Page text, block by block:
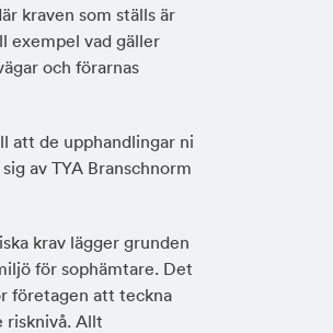
kraven som ställs är
exempel vad gäller
och förarnas
att de upphandlingar ni
av TYA Branschnorm
krav lägger grunden
för sophämtare. Det
företagen att teckna
risknivå. Allt